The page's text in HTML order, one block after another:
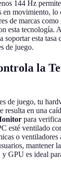
144 Hz
en movimiento, lo
de marcas como
esta tecnología.
soportar esta tasa
de juego.
la
de juego, tu
resulta en una
para
esté ventilado
o ventiladores
mantener
GPU es ideal